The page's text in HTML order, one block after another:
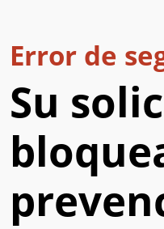
Error de
Su